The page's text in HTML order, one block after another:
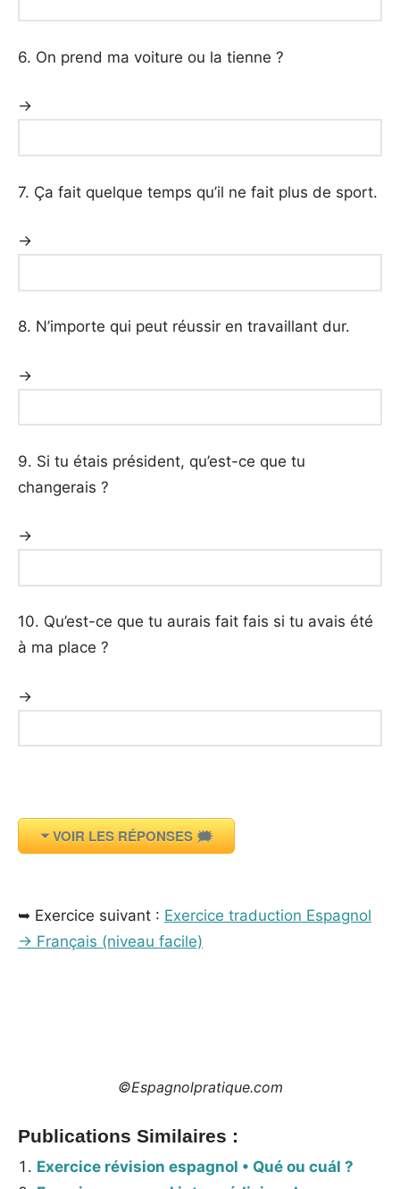
6. On prend ma voiture ou la tienne ?
→
7. Ça fait quelque temps qu’il ne fait plus de sport.
→
8. N’importe qui peut réussir en travaillant dur.
→
9. Si tu étais président, qu’est-ce que tu
changerais ?
→
10. Qu’est-ce que tu aurais fait fais si tu avais été
à ma place ?
→
VOIR LES RÉPONSES 🗯️
➥ Exercice suivant : Exercice traduction Espagnol
→ Français (niveau facile)
©Espagnolpratique.com
Publications Similaires :
Exercice révision espagnol • Qué ou cuál ?